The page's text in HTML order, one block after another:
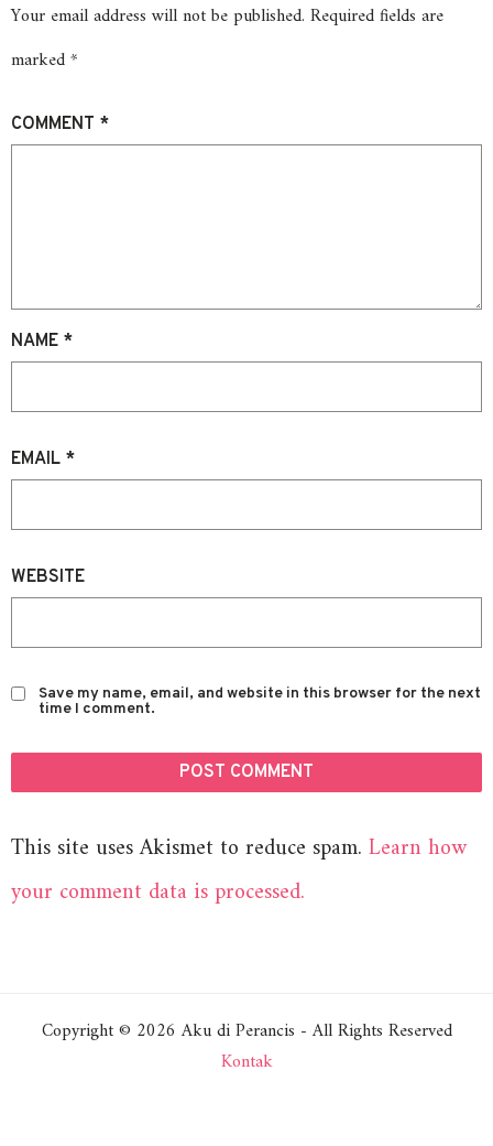
Your email address will not be published. Required fields are
marked*
COMMENT *
NAME *
EMAIL *
WEBSITE
Save my name, email, and website in this browser for the next
time I comment.
This site uses Akismet to reduce spam. Learn how
your comment data is processed.
Copyright © 2026 Aku di Perancis - All Rights Reserved
Kontak